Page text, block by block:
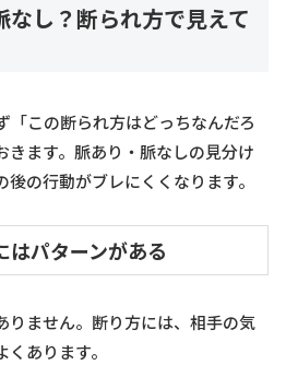
し？断られ方で見えて
「この断られ方はどっちなんだろ
きます。脈あり・脈なしの見分け
の行動がブレにくくなります。
はパターンがある
りません。断り方には、相手の気
あります。